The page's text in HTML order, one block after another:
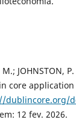
M.; JOHNSTON,
core application
dublincore.org/
12 fev. 2026.